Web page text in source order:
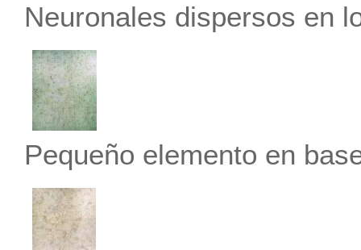
Neuronales dispersos en
Pequeño elemento en